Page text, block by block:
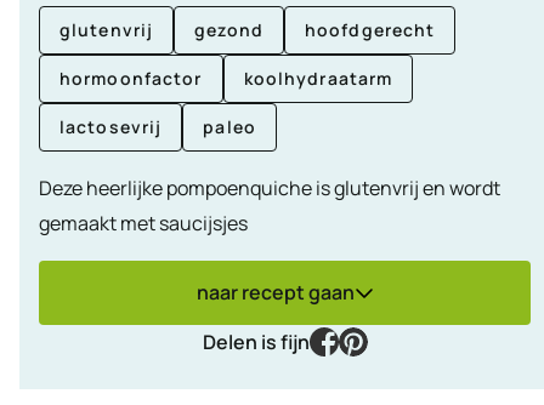
glutenvrij gezond hoofdgerecht
hormoonfactor koolhydraatarm
lactosevrij paleo
Deze heerlijke pompoenquiche is glutenvrij en wordt
gemaakt met saucijsjes
naar recept gaan
Delen is fijn
facebook
pinterest